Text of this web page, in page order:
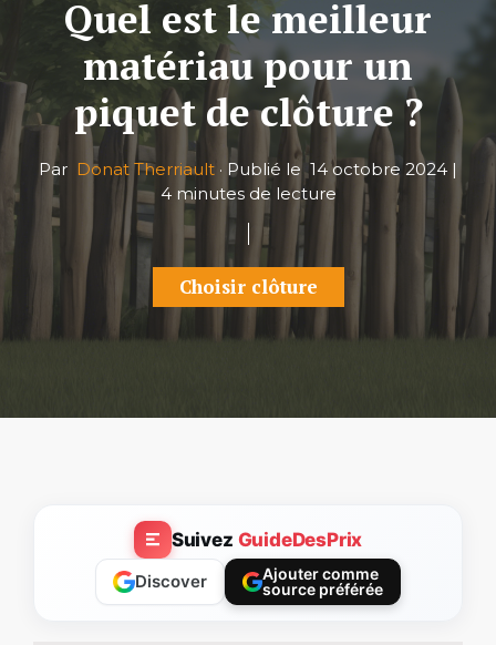
Quel est le meilleur
matériau pour un
piquet de clôture ?
Par Donat Therriault · Publié le14 octobre 2024 |
4 minutes de lecture
Choisir clôture
Suivez GuideDesPrix
Discover
Ajouter comme
source préférée